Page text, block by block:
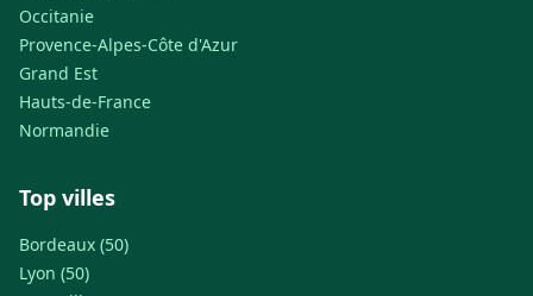
Occitanie
Provence-Alpes-Côte d'Azur
Grand Est
Hauts-de-France
Normandie
Top villes
Bordeaux (50)
Lyon (50)